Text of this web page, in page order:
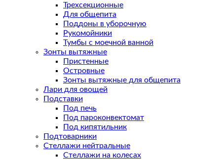
Трехсекционные
Для общепита
Поддоны в уборочную
Рукомойники
Тумбы с моечной ванной
Зонты вытяжные
Пристенные
Островные
Зонты вытяжные для общепита
Лари для овощей
Подставки
Под печь
Под пароконвектомат
Под кипятильник
Подтоварники
Стеллажи нейтральные
Стеллажи на колесах